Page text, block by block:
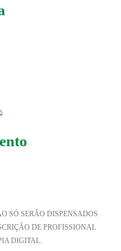
SÓ SERÃO DISPENSADOS
DE PROFISSIONAL
DIGITAL.